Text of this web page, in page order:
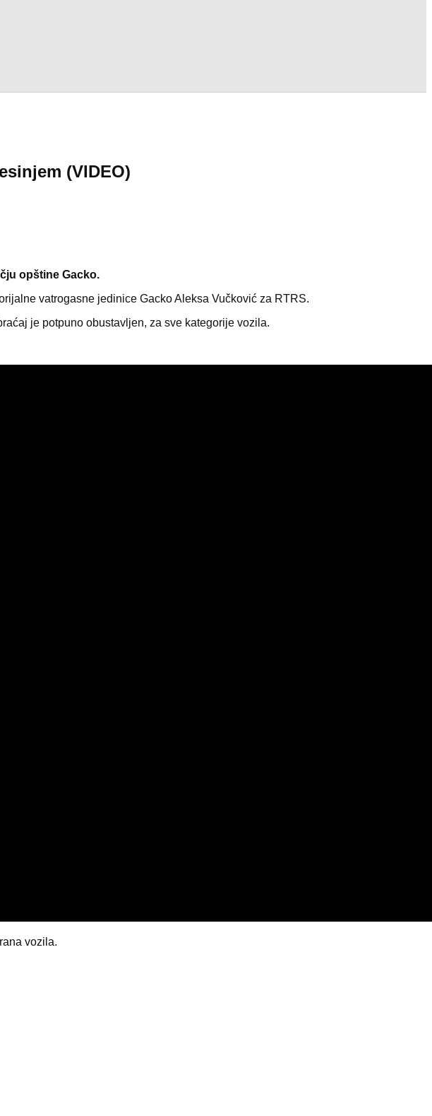
(VIDEO)
opštine Gacko.
vatrogasne jedinice Gacko Aleksa Vučković za RTRS.
je potpuno obustavljen, za sve kategorije vozila.
vozila.